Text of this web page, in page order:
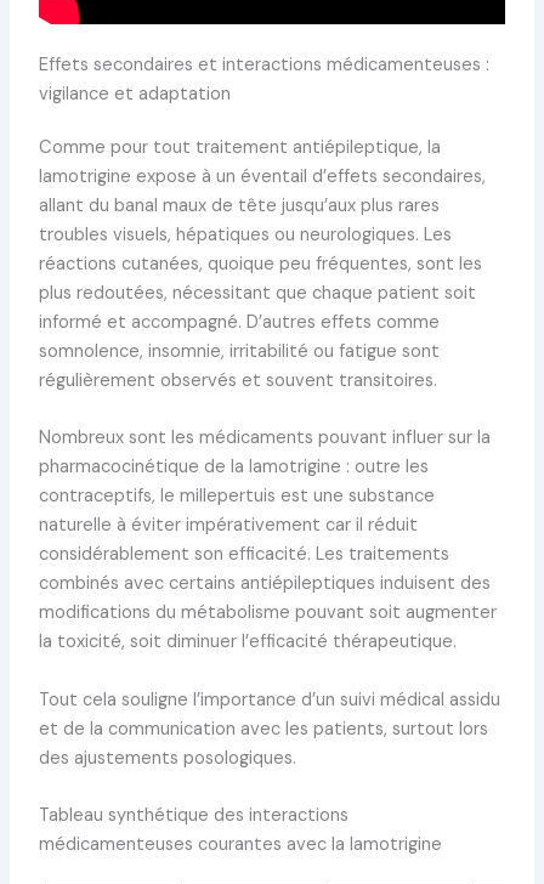
Effets secondaires et interactions médicamenteuses :
vigilance et adaptation
Comme pour tout traitement antiépileptique, la
lamotrigine expose à un éventail d’effets secondaires,
allant du banal maux de tête jusqu’aux plus rares
troubles visuels, hépatiques ou neurologiques. Les
réactions cutanées, quoique peu fréquentes, sont les
plus redoutées, nécessitant que chaque patient soit
informé et accompagné. D’autres effets comme
somnolence, insomnie, irritabilité ou fatigue sont
régulièrement observés et souvent transitoires.
Nombreux sont les médicaments pouvant influer sur la
pharmacocinétique de la lamotrigine : outre les
contraceptifs, le millepertuis est une substance
naturelle à éviter impérativement car il réduit
considérablement son efficacité. Les traitements
combinés avec certains antiépileptiques induisent des
modifications du métabolisme pouvant soit augmenter
la toxicité, soit diminuer l’efficacité thérapeutique.
Tout cela souligne l’importance d’un suivi médical assidu
et de la communication avec les patients, surtout lors
des ajustements posologiques.
Tableau synthétique des interactions
médicamenteuses courantes avec la lamotrigine